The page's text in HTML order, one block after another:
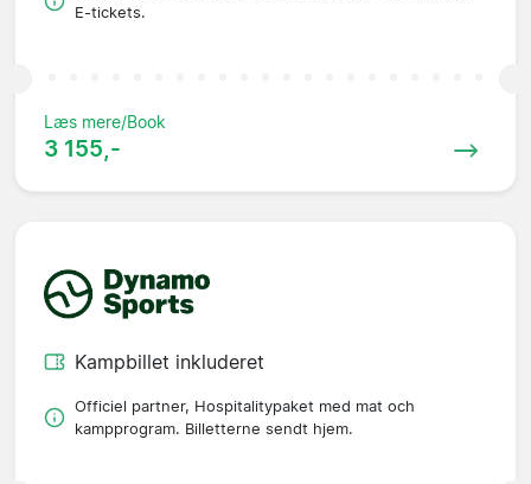
E-tickets.
Læs mere/Book
3 155,-
Kampbillet inkluderet
Officiel partner, Hospitalitypaket med mat och
kampprogram. Billetterne sendt hjem.